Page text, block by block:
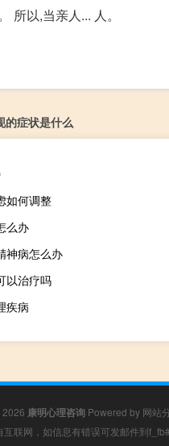
所以,当亲人... 人。
的症状是什么
如何调整
么办
神病怎么办
以治疗吗
疾病
康明心理咨询 Powered by 网站
互联网，如信息有错误可发邮件到